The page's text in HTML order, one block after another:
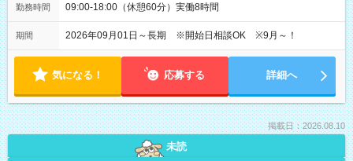
勤務時間 09:00-18:00（休憩60分）実働8時間
期間 2026年09月01日～長期 ※開始日相談OK ※9月～！
気になる！ 応募する 詳細へ
掲載日：2026.08.10
未読